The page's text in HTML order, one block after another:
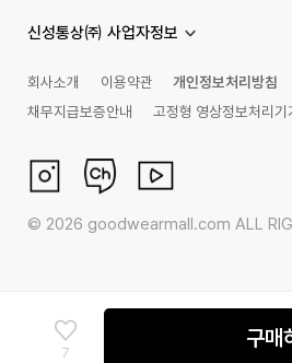
7
구매
신성통상㈜ 사업자정보
회사소개 이용약관
개인정보처리방침
채무지급보증안내
고정형 영상정보처리기
© 2026 goodwearmall.com ALL